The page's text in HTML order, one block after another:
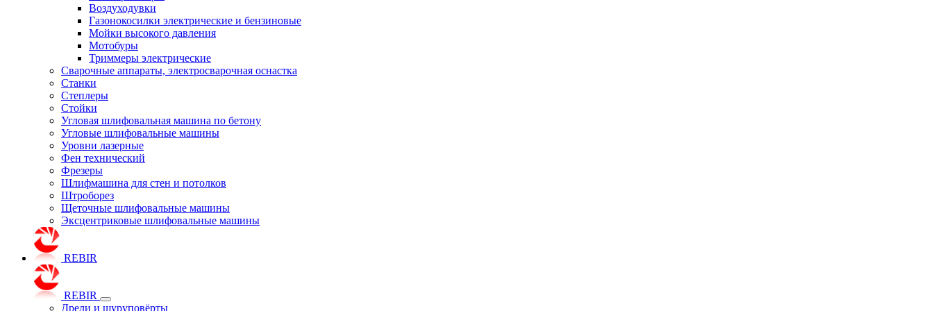
Воздуходувки
Газонокосилки электрические и бензиновые
Мойки высокого давления
Мотобуры
Триммеры электрические
Сварочные аппараты, электросварочная оснастка
Станки
Степлеры
Стойки
Угловая шлифовальная машина по бетону
Угловые шлифовальные машины
Уровни лазерные
Фен технический
Фрезеры
Шлифмашина для стен и потолков
Штроборез
Щеточные шлифовальные машины
Эксцентриковые шлифовальные машины
REBIR
REBIR
Дрели и шуруповёрты